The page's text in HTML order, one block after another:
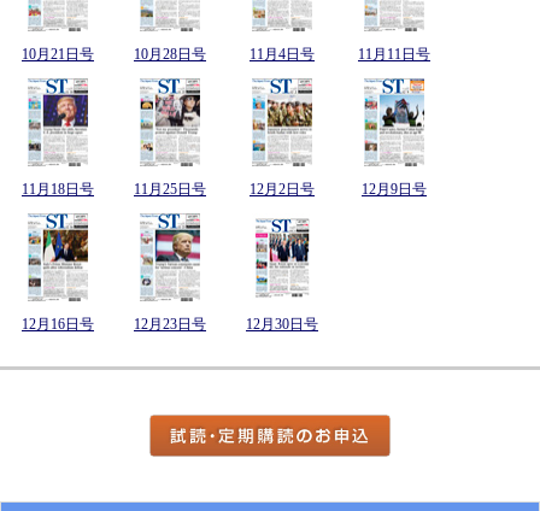
10月21日号 10月28日号 11月4日号 11月11日号
11月18日号 11月25日号 12月2日号 12月9日号
12月16日号 12月23日号 12月30日号